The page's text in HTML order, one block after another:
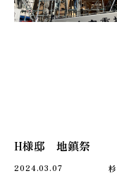
H様邸 地鎮祭
2024.03.07